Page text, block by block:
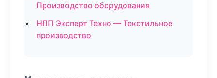
Производство оборудования
НПП Эксперт Техно — Текстильное
производство